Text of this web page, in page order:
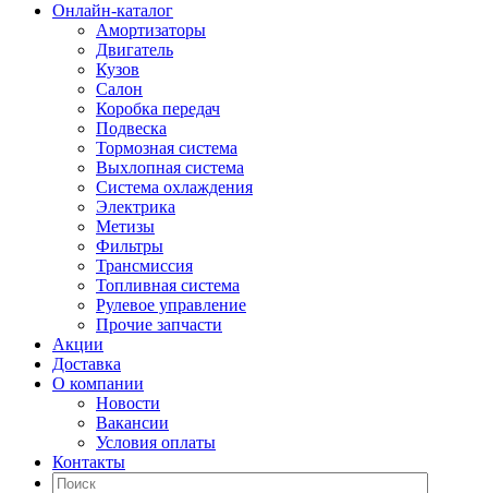
Онлайн-каталог
Амортизаторы
Двигатель
Кузов
Салон
Коробка передач
Подвеска
Тормозная система
Выхлопная система
Система охлаждения
Электрика
Метизы
Фильтры
Трансмиссия
Топливная система
Рулевое управление
Прочие запчасти
Акции
Доставка
О компании
Новости
Вакансии
Условия оплаты
Контакты